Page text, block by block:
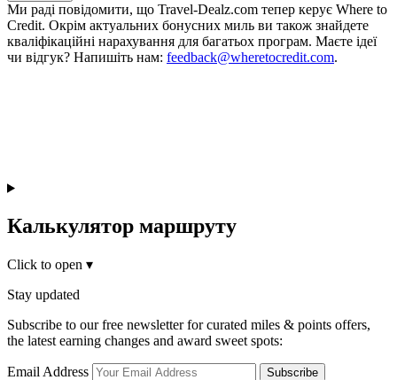
Ми раді повідомити, що Travel-Dealz.com тепер керує Where to
Credit. Окрім актуальних бонусних миль ви також знайдете
кваліфікаційні нарахування для багатьох програм. Маєте ідеї
чи відгук? Напишіть нам: feedback@wheretocredit.com.
Калькулятор маршруту
Click to open ▾
Stay updated
Subscribe to our free newsletter for curated miles & points offers,
the latest earning changes and award sweet spots:
Email Address Subscribe